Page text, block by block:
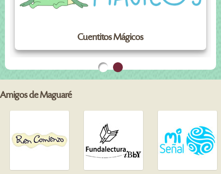
Cuentitos Mágicos
Amigos de Maguaré